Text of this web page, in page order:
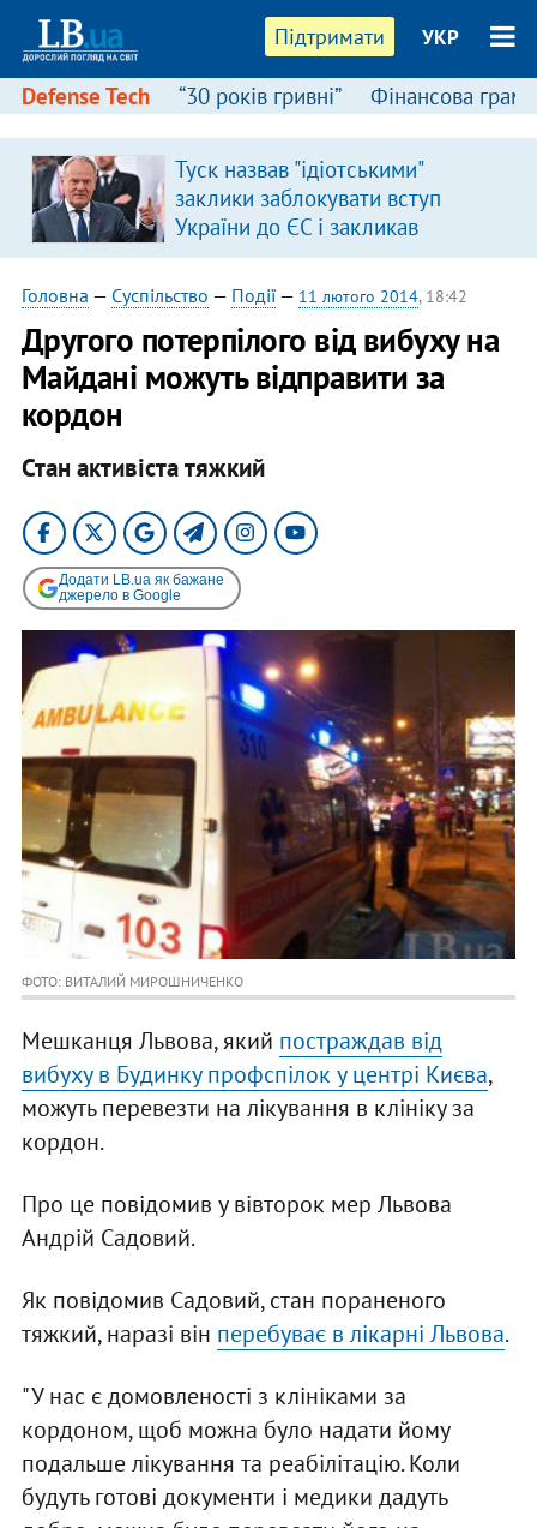
Підтримати УКР
Defense Tech “30 років гривні” Фінансова
Туск назвав "ідіотськими"
заклики заблокувати вступ
України до ЄС і закликав
припинити антиукраїнську
риторику
Головна — Суспільство — Події— 11 лютого 2014, 18:42
Другого потерпілого від вибуху на
Майдані можуть відправити за
кордон
Стан активіста тяжкий
Додати LB.ua як бажане
джерело в Google
ФОТО: ВИТАЛИЙ МИРОШНИЧЕНКО
Мешканця Львова, який постраждав від
вибуху в Будинку профспілок у центрі Києва,
можуть перевезти на лікування в клініку за
кордон.
Про це повідомив у вівторок мер Львова
Андрій Садовий.
Як повідомив Садовий, стан пораненого
тяжкий, наразі він перебуває в лікарні Львова.
"У нас є домовленості з клініками за
кордоном, щоб можна було надати йому
подальше лікування та реабілітацію. Коли
будуть готові документи і медики дадуть